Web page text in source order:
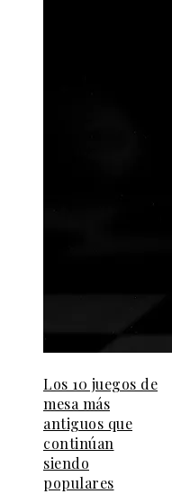
Los 10 juegos de
mesa más
antiguos que
continúan
siendo
populares